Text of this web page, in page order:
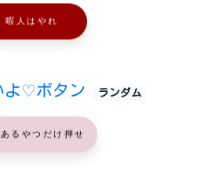
暇人はやれ
よ♡ボタン ランダム
るやつだけ押せ